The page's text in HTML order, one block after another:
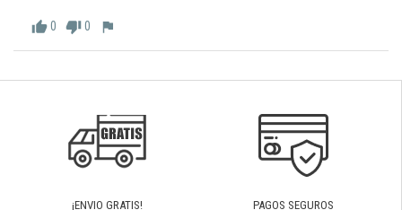
thumb_up0 thumb_down0 flag
¡ENVIO GRATIS! PAGOS SEGUROS